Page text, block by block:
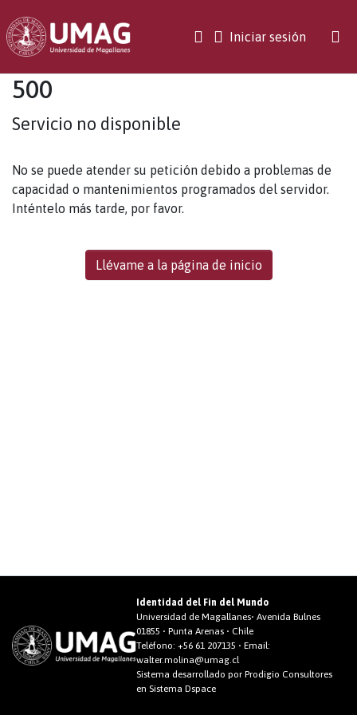
Iniciar sesión(current)
500
Servicio no disponible
No se puede atender su petición debido a problemas de
capacidad o mantenimientos programados del servidor.
Inténtelo más tarde, por favor.
Llévame a la página de inicio
Identidad del Fin del Mundo
Universidad de Magallanes• Avenida Bulnes
01855 • Punta Arenas • Chile
Teléfono:+56 61 207135 • Email:
walter.molina@umag.cl
Sistema desarrollado por Prodigio Consultores
en Sistema Dspace